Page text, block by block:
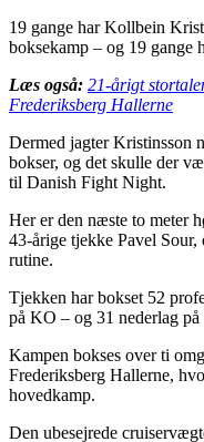
19 gange har Kollbein
boksekamp – og 19 gange
Læs også: 21-årigt
Frederiksberg Hallerne
Dermed jagter Kristinsson
bokser, og det skulle der
til Danish Fight Night.
Her er den næste to meter
43-årige tjekke Pavel Sour,
rutine.
Tjekken har bokset 52
på KO – og 31 nederlag på
Kampen bokses over ti
Frederiksberg Hallerne,
hovedkamp.
Den ubesejrede